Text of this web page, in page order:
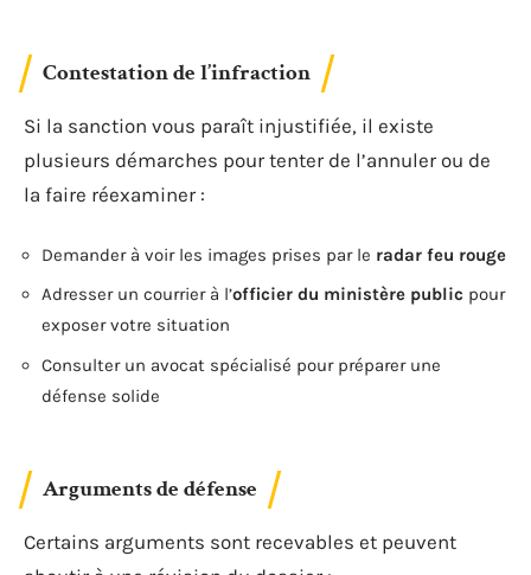
Contestation de l’infraction
Si la sanction vous paraît injustifiée, il existe
plusieurs démarches pour tenter de l’annuler ou de
la faire réexaminer :
Demander à voir les images prises par le radar feu rouge
Adresser un courrier à l’officier du ministère public pour
exposer votre situation
Consulter un avocat spécialisé pour préparer une
défense solide
Arguments de défense
Certains arguments sont recevables et peuvent